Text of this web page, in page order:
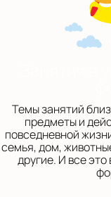
Темы занятий
предметы и
повседневной
семья, дом,
другие. И все